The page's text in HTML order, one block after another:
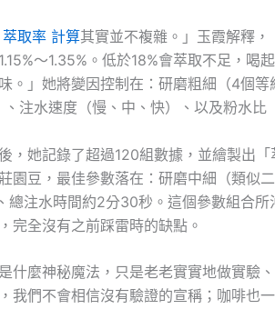
取率 計算其實並不複雜。」玉霞解釋，
～1.35%。低於18%會萃取不足，喝
。」她將變因控制在：研磨粗細（4個
注水速度（慢、中、快）、以及粉水比
，她記錄了超過120組數據，並繪製出
園豆，最佳參數落在：研磨中細（類似
總注水時間約2分30秒。這個參數組合
完全沒有之前踩雷時的缺點。
是什麼神秘魔法，只是老老實實地做實驗
我們不會相信沒有驗證的宣稱；咖啡也